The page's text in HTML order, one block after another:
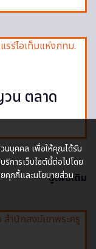
น ตลาด
ดูเพิ่มเติม
นบุคคล เพื่อให้คุณได้รับ
การเว็บไซต์นี้ต่อไปโดย
คุกกี้และนโยบายส่วน